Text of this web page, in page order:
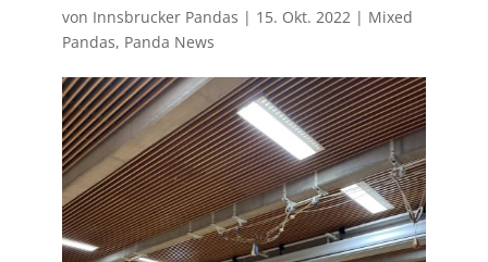
von Innsbrucker Pandas | 15. Okt. 2022| Mixed
Pandas, Panda News